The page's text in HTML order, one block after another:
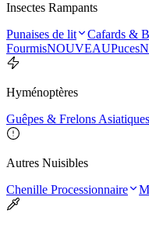
Insectes Rampants
Punaises de lit
Cafards &
FourmisNOUVEAUPuces
Hyménoptères
Guêpes & Frelons Asiatiques
Autres Nuisibles
Chenille Processionnaire